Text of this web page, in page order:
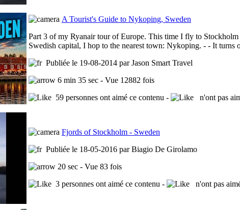
A Tourist's Guide to Nykoping, Sweden
Part 3 of my Ryanair tour of Europe. This time I fly to Stockholm
Swedish capital, I hop to the nearest town: Nykoping. - - It turns
Publiée le 19-08-2014 par Jason Smart Travel
6 min 35 sec - Vue 12882 fois
59 personnes ont aimé ce contenu -
n'ont pas
Fjords of Stockholm - Sweden
Publiée le 18-05-2016 par Biagio De Girolamo
20 sec - Vue 83 fois
3 personnes ont aimé ce contenu -
n'ont pas